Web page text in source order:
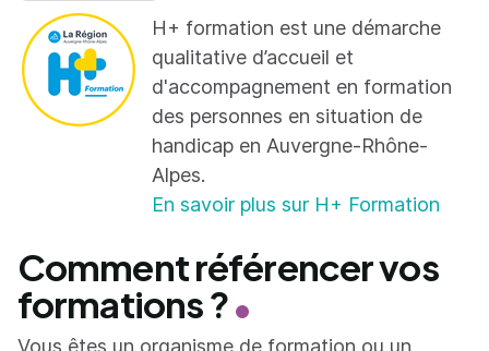
H+ formation est une démarche
qualitative d’accueil et
d'accompagnement en formation
des personnes en situation de
handicap en Auvergne-Rhône-
Alpes.
En savoir plus sur H+ Formation
Comment référencer vos
formations ?
Vous êtes un organisme de formation ou un